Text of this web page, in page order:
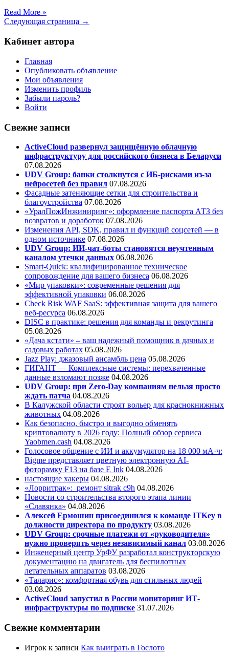
Read More »
Следующая страница →
Кабинет автора
Главная
Опубликовать объявление
Мои объявления
Изменить профиль
Забыли пароль?
Войти
Свежие записи
ActiveCloud развернул защищённую облачную
инфраструктуру для российского бизнеса в Беларуси
07.08.2026
UDV Group: банки столкнутся с ИБ-рисками из-за
нейросетей без правил 07.08.2026
Фасадные затеняющие сетки для строительства и
благоустройства 07.08.2026
«УралПожИнжиниринг»: оформление паспорта АТЗ без
возвратов и доработок 07.08.2026
Изменения API, SDK, правил и функций соцсетей — в
одном источнике 07.08.2026
UDV Group: ИИ-чат-боты становятся неучтенным
каналом утечки данных 06.08.2026
Smart-Quick: квалифицированное техническое
сопровождение для вашего бизнеса 06.08.2026
«Мир упаковки»: современные решения для
эффективной упаковки 06.08.2026
Check Risk WAF SaaS: эффективная защита для вашего
веб-ресурса 06.08.2026
DISC в практике: решения для команды и рекрутинга
05.08.2026
«Дача кстати» – ваш надежный помощник в дачных и
садовых работах 05.08.2026
Jazz Play: джазовый ансамбль цена 05.08.2026
ГИГАНТ — Комплексные системы: перехваченные
данные взломают позже 04.08.2026
UDV Group: при Zero-Day компаниям нельзя просто
ждать патча 04.08.2026
В Калужской области строят вольер для краснокнижных
животных 04.08.2026
Как безопасно, быстро и выгодно обменять
криптовалюту в 2026 году: Полный обзор сервиса
Yaobmen.cash 04.08.2026
Голосовое общение с ИИ и аккумулятор на 18 000 мА·ч:
Bigme представляет цветную электронную AI-
фоторамку F13 на базе E Ink 04.08.2026
настоящие хакеры 04.08.2026
«Лорритрак»: ремонт sitrak c9h 04.08.2026
Новости со строительства второго этапа линии
«Славянка» 04.08.2026
Алексей Ермошин присоединился к команде ITKey в
должности директора по продукту 03.08.2026
UDV Group: срочные платежи от «руководителя»
нужно проверять через независимый канал 03.08.2026
Инженерный центр УрФУ разработал конструкторскую
документацию на двигатель для беспилотных
летательных аппаратов 03.08.2026
«Таларис»: комфортная обувь для стильных людей
03.08.2026
ActiveCloud запустил в России мониторинг ИТ-
инфраструктуры по подписке 31.07.2026
Свежие комментарии
Игрок к записи Как выиграть в Гослото